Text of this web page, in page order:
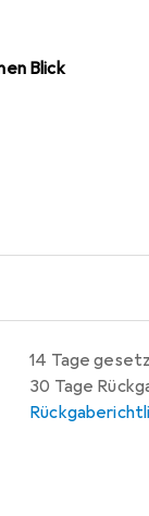
das Display an
entfernt
die Folie
Blick
14 Tage
30 Tage